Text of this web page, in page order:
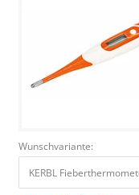
Wunschvariante:
KERBL